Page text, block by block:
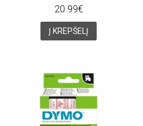
20.99€
Į KREPŠELĮ